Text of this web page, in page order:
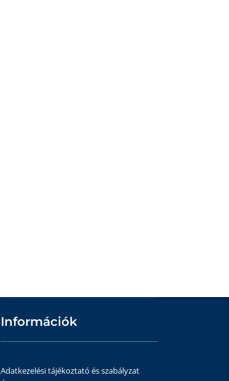
Információk
Adatkezelési tájékoztató és szabályzat